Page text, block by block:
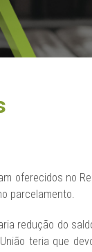
oferecidos no
parcelamento.
redução do
teria que